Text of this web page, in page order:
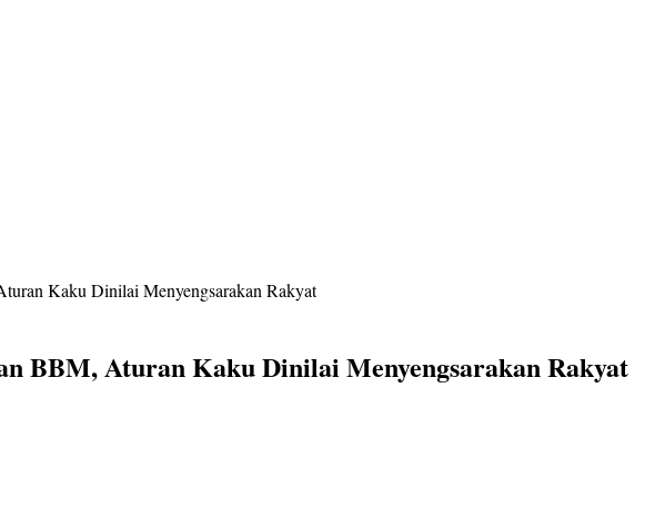
Kaku Dinilai Menyengsarakan Rakyat
BBM, Aturan Kaku Dinilai Menyengsarakan Rakyat